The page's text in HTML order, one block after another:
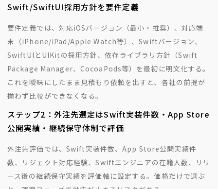
Swift/SwiftUI採用方針を要件定義
要件定義では、対応iOSバージョン（最小・推奨）、対応端
末（iPhone/iPad/Apple Watch等）、Swiftバージョン、
SwiftUIとUIKitの採用方針、依存ライブラリ方針（Swift
Package Manager、CocoaPods等）を最初に明文化する。
これを曖昧にしたまま見積もり依頼を出すと、各社の前提が
揃わず比較ができなくなる。
ステップ2：外注先選定はSwift実装件数・App Store
公開実績・継続保守体制で評価
外注先評価では、Swift実装件数、App Store公開実績件
数、リジェクト対応経験、Swiftエンジニアの在籍人数、リリ
ース後の継続保守実績を評価軸に設定する。価格だけで選ぶ